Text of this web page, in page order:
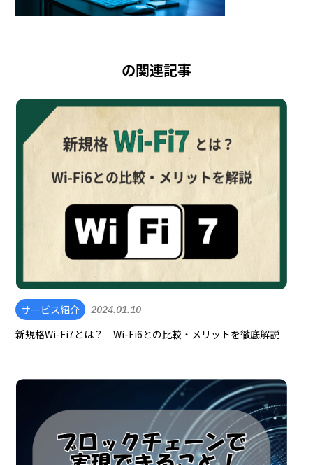
の関連記事
サービス紹介 2024.01.10
新規格Wi-Fi7とは？ Wi-Fi6との比較・メリットを徹底解説